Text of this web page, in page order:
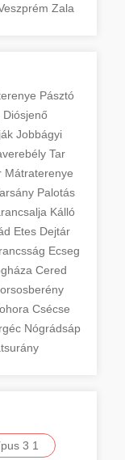
Zala
Pásztó
Diósjenő
Jobbágyi
Tar
Mátraterenye
Palotás
Kálló
Etes Dejtár
Ecseg
Cered
Csécse
Nógrádsáp
3 1